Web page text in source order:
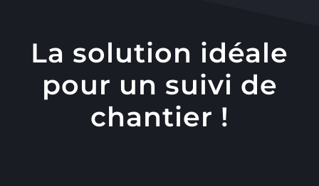
La solution idéale
pour un suivi de
chantier !